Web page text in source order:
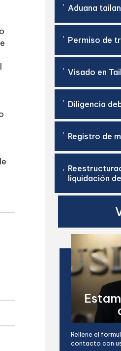
' Aduana
' Permiso de
' Visado en
' Diligencia
' Registro de
'
liquidación
Rellene el
contacto con